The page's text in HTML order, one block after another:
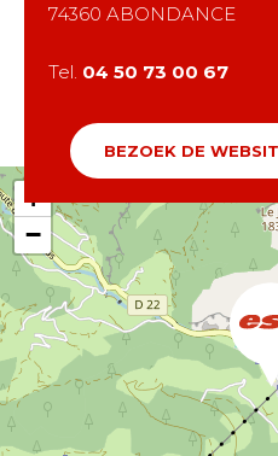
+
−
74360 ABONDANCE
Tel. 04 50 73 00 67
BEZOEK DE